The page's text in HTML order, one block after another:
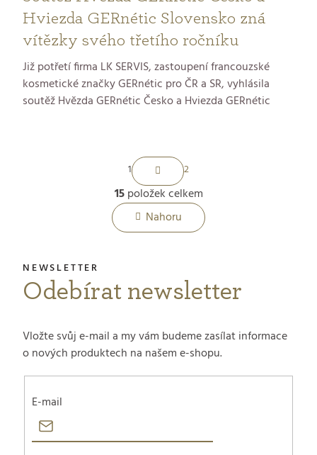
Hviezda GERnétic Slovensko zná
vítězky svého třetího ročníku
Již potřetí firma LK SERVIS, zastoupení francouzské
kosmetické značky GERnétic pro ČR a SR, vyhlásila
soutěž Hvězda GERnétic Česko a Hviezda GERnétic
profesním rozvoji. Slavnostní předávání cen se
uskutečnilo jako součást oslavy 25. výročí značky na
českém trhu 21. září 2021 v pražském Pavilonu
O
v
á
a
c
S
t
r
á
o
á
1 2
15položek celkem
Nahoru
Odebírat newsletter
Vložte svůj e-mail a my vám budeme zasílat informace
o nových produktech na našem e-shopu.
E-mail